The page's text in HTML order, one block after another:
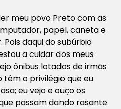
meu povo Preto com as
papel, caneta e
daqui do subúrbio
a cuidar dos meus
ônibus lotados de irmãs
o privilégio que eu
eu vejo e ouço os
passam dando rasante